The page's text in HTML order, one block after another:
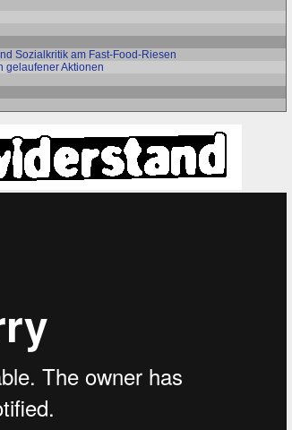
Sozialkritik am Fast-Food-Riesen
gelaufener Aktionen